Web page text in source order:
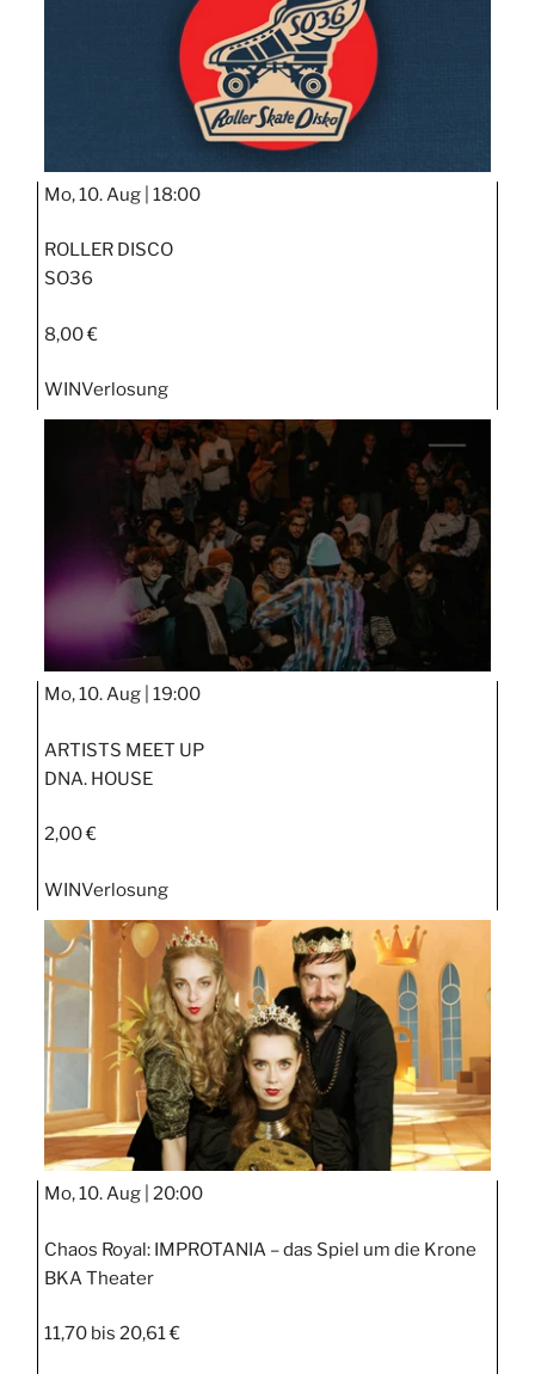
Mo, 10. Aug | 18:00
ROLLER DISCO
SO36
8,00 €
WINVerlosung
Mo, 10. Aug | 19:00
ARTISTS MEET UP
DNA. HOUSE
2,00 €
WINVerlosung
Mo, 10. Aug | 20:00
Chaos Royal: IMPROTANIA – das Spiel um die Krone
BKA Theater
11,70 bis 20,61 €